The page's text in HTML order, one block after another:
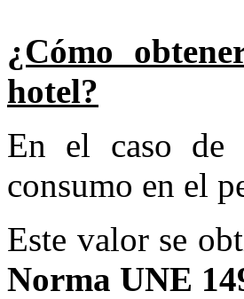
¿Cómo
hotel?
En el caso de
consumo en el
Este valor se
Norma UNE